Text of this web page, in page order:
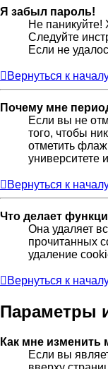
Я забыл пароль!
Не паникуйте!
Следуйте
Если не
Вернуться к
Почему мне
Если вы не
того, чтобы
отметить
университете
Вернуться к
Что делает
Она удаляет
прочитанных
удаление
Вернуться к
Параметры
Как мне изменить
Если вы